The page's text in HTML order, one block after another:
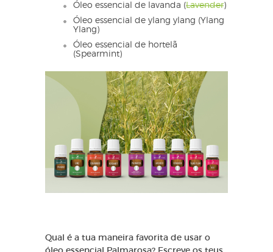
Óleo essencial de lavanda (Lavender)
Óleo essencial de ylang ylang (Ylang
Ylang)
Óleo essencial de hortelã
(Spearmint)
Qual é a tua maneira favorita de usar o